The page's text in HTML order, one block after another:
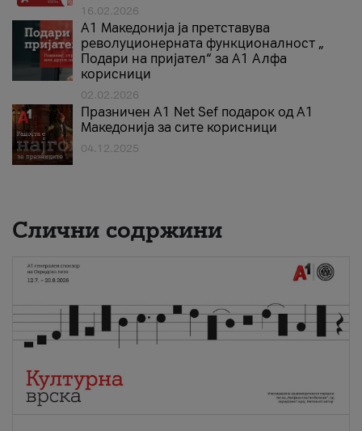
16.02.2026
А1 Македонија ја претставува
револуционерната функционалност „
Подари на пријател“ за А1 Алфа
корисници
02.02.2026
Празничен A1 Net Sеf подарок од А1
Македонија за сите корисници
04.12.2025
Слични содржини